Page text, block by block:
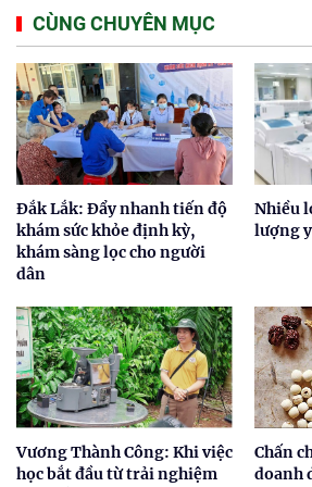
CÙNG CHUYÊN MỤC
Đắk Lắk: Đẩy nhanh tiến độ
khám sức khỏe định kỳ,
khám sàng lọc cho người
dân
Nhiều
lượng
Vương Thành Công: Khi việc
học bắt đầu từ trải nghiệm
Chấn
doanh